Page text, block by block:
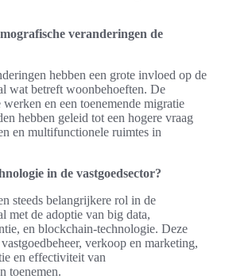
veranderingen de
hebben een grote invloed op de
wat betreft woonbehoeften. De
en een toenemende migratie
hebben geleid tot een hogere vraag
en multifunctionele ruimtes in
in de vastgoedsector?
steeds belangrijkere rol in de
met de adoptie van big data,
en blockchain-technologie. Deze
verkoop en marketing,
en effectiviteit van
toenemen.